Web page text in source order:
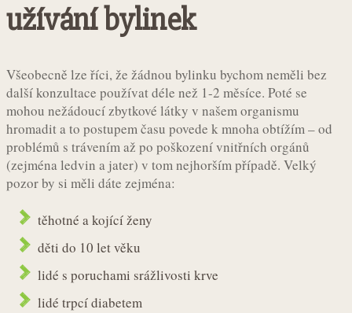
užívání bylinek
Všeobecně lze říci, že žádnou bylinku bychom neměli bez
další konzultace používat déle než 1-2 měsíce. Poté se
mohou nežádoucí zbytkové látky v našem organismu
hromadit a to postupem času povede k mnoha obtížím – od
problémů s trávením až po poškození vnitřních orgánů
(zejména ledvin a jater) v tom nejhorším případě. Velký
pozor by si měli dáte zejména:
těhotné a kojící ženy
děti do 10 let věku
lidé s poruchami srážlivosti krve
lidé trpcí diabetem